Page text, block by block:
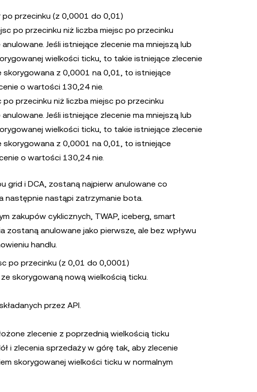
przecinku (z 0,0001 do 0,01)
po przecinku niż liczba miejsc po przecinku
Jeśli istniejące zlecenie ma mniejszą lub
wielkości ticku, to takie istniejące zlecenie
skorygowana z 0,0001 na 0,01, to istniejące
o wartości 130,24 nie.
przecinku niż liczba miejsc po przecinku
Jeśli istniejące zlecenie ma mniejszą lub
wielkości ticku, to takie istniejące zlecenie
skorygowana z 0,0001 na 0,01, to istniejące
o wartości 130,24 nie.
grid i DCA, zostaną najpierw anulowane co
następnie nastąpi zatrzymanie bota.
zakupów cyklicznych, TWAP, iceberg, smart
anulowane jako pierwsze, ale bez wpływu
handlu.
po przecinku (z 0,01 do 0,0001)
skorygowaną nową wielkością ticku.
przez API.
zlecenie z poprzednią wielkością ticku
i zlecenia sprzedaży w górę tak, aby zlecenie
skorygowanej wielkości ticku w normalnym